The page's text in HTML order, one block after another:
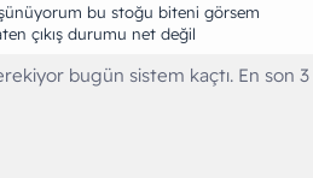
bu stoğu biteni görsem
çıkış durumu net değil
bugün sistem kaçtı. En son